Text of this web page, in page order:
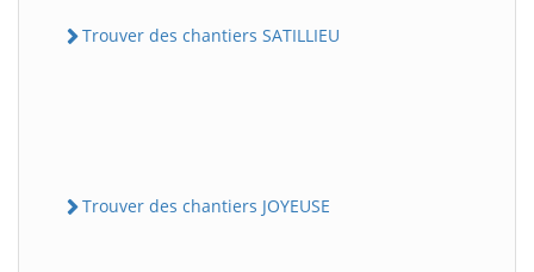
Trouver des chantiers SATILLIEU
Trouver des chantiers JOYEUSE